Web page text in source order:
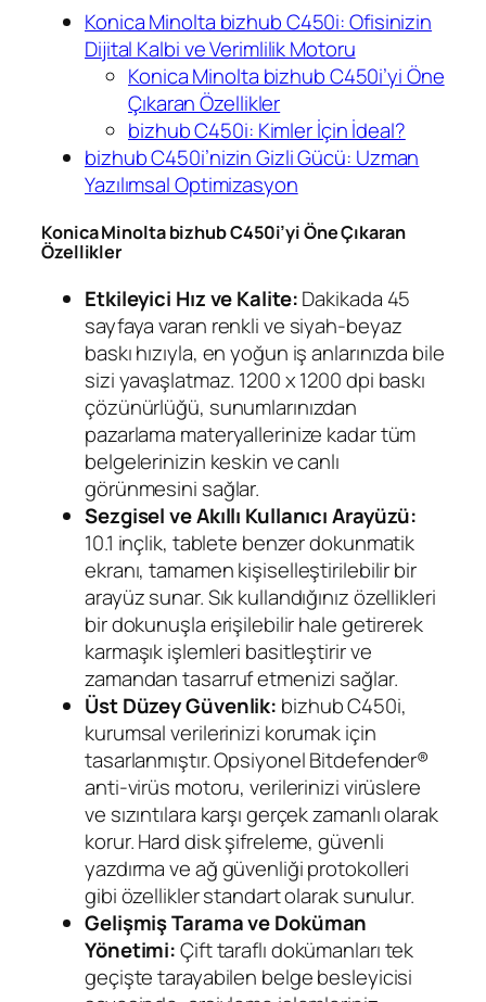
Konica Minolta bizhub C450i: Ofisinizin
Dijital Kalbi ve Verimlilik Motoru
Konica Minolta bizhub C450i’yi Öne
Çıkaran Özellikler
bizhub C450i: Kimler İçin İdeal?
bizhub C450i’nizin Gizli Gücü: Uzman
Yazılımsal Optimizasyon
Konica Minolta bizhub C450i’yi Öne Çıkaran
Özellikler
Etkileyici Hız ve Kalite:Dakikada 45
sayfaya varan renkli ve siyah-beyaz
baskı hızıyla, en yoğun iş anlarınızda bile
sizi yavaşlatmaz. 1200 x 1200 dpi baskı
çözünürlüğü, sunumlarınızdan
pazarlama materyallerinize kadar tüm
belgelerinizin keskin ve canlı
görünmesini sağlar.
Sezgisel ve Akıllı Kullanıcı Arayüzü:
10.1 inçlik, tablete benzer dokunmatik
ekranı, tamamen kişiselleştirilebilir bir
arayüz sunar. Sık kullandığınız özellikleri
bir dokunuşla erişilebilir hale getirerek
karmaşık işlemleri basitleştirir ve
zamandan tasarruf etmenizi sağlar.
Üst Düzey Güvenlik: bizhub C450i,
kurumsal verilerinizi korumak için
tasarlanmıştır. Opsiyonel Bitdefender®
anti-virüs motoru, verilerinizi virüslere
ve sızıntılara karşı gerçek zamanlı olarak
korur. Hard disk şifreleme, güvenli
yazdırma ve ağ güvenliği protokolleri
gibi özellikler standart olarak sunulur.
Gelişmiş Tarama ve Doküman
Yönetimi:Çift taraflı dokümanları tek
geçişte tarayabilen belge besleyicisi